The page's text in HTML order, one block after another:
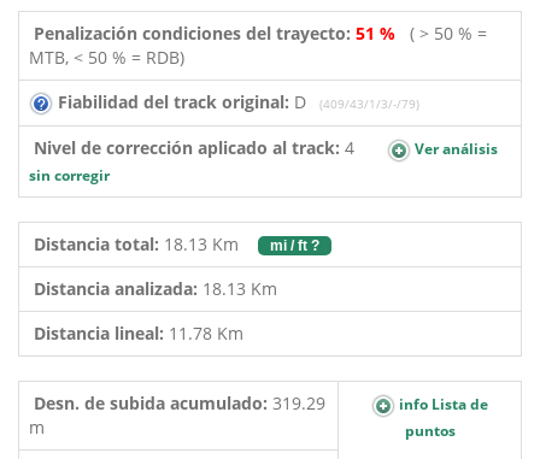
Penalización condiciones del trayecto: 51 % ( > 50 % =
MTB, < 50 % = RDB)
Fiabilidad del track original: D (409/43/1/3/-/79)
Nivel de corrección aplicado al track: 4
Ver análisis
sin corregir
Distancia total: 18.13 Km mi / ft ?
Distancia analizada: 18.13 Km
Distancia lineal: 11.78 Km
Desn. de subida acumulado: 319.29
m
info Lista de
puntos